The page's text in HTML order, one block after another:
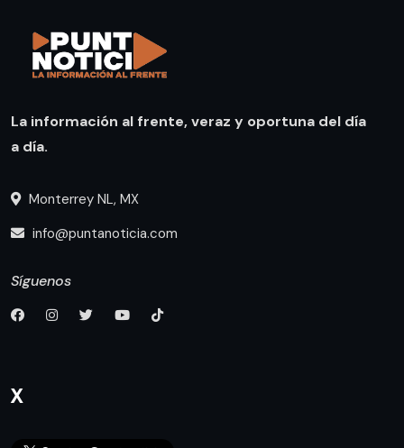
La información al frente, veraz y oportuna del día
a día.
Monterrey NL, MX
info@puntanoticia.com
Síguenos
X